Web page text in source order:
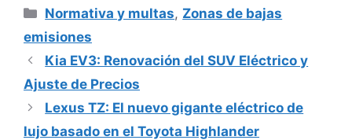
Categorías
Normativa y multas, Zonas de bajas
emisiones
Kia EV3: Renovación del SUV Eléctrico y
Ajuste de Precios
Lexus TZ: El nuevo gigante eléctrico de
lujo basado en el Toyota Highlander